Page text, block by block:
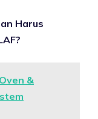
Harus
&